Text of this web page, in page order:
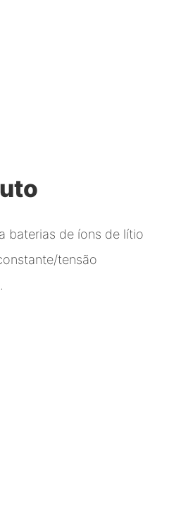
baterias de íons de lítio
tensão